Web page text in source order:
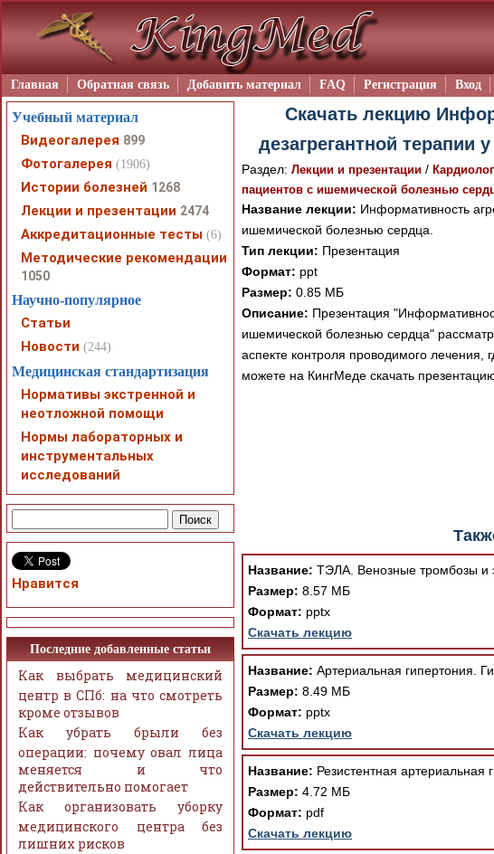
Главная Обратная связь Добавить материал FAQ Регистрация Вход
Скачать лекцию
дезагрегантной
Раздел: Лекции и презентации /
пациентов с ишемической болезнью
Название лекции: Информативность
ишемической болезнью сердца.
Тип лекции: Презентация
Формат: ppt
Размер: 0.85 МБ
Описание: Презентация
ишемической болезнью сердца"
аспекте контроля проводимого
можете на КингМеде скачать
При просмотре в режиме "Читать
поддержки Вашим браузером
ошибка устраняется Вашим
Название: ТЭЛА. Венозные тромбозы и
Размер: 8.57 МБ
Формат: pptx
Скачать лекцию
Название: Артериальная гипертония.
Размер: 8.49 МБ
Формат: pptx
Скачать лекцию
Название: Резистентная артериальная
Размер: 4.72 МБ
Формат: pdf
Скачать лекцию
Учебный материал
Видеогалерея 899
Фотогалерея (1906)
Истории болезней 1268
Лекции и презентации 2474
Аккредитационные тесты (6)
Методические рекомендации
1050
Научно-популярное
Статьи
Новости (244)
Медицинская стандартизация
Нормативы экстренной и
неотложной помощи
Нормы лабораторных и
инструментальных
исследований
Нравится
Последние добавленные статьи
Как выбрать медицинский
центр в СПб: на что смотреть
кроме отзывов
Как убрать брыли без
операции: почему овал лица
меняется и что
действительно помогает
Как организовать уборку
медицинского центра без
лишних рисков